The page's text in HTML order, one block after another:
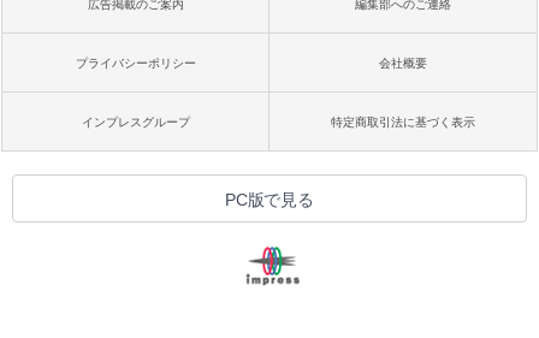
広告掲載のご案内 編集部へのご連絡
プライバシーポリシー 会社概要
インプレスグループ 特定商取引法に基づく表示
PC版で見る